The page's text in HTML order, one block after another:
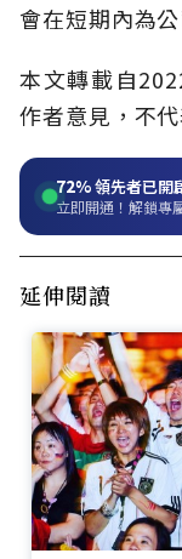
會在短期內為
本文轉載自
作者意見，不
72%領先者已開
立即開通！解鎖專
延伸閱讀